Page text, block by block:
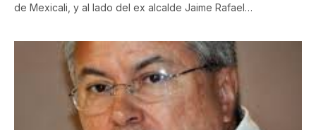
de Mexicali, y al lado del ex alcalde Jaime Rafael…